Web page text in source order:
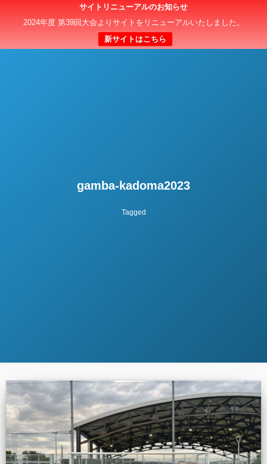
サイトリニューアルのお知らせ
2024年度 第39回大会よりサイトをリニューアルいたしました。
新サイトはこちら
日本クラブユースサッカー選手権（U-15）大会
gamba-kadoma2023
Tagged